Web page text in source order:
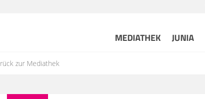
MEDIATHEK JUNIA
zur Mediathek